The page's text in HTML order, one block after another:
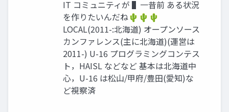
IT コミュニティが ▌⼀昔前 ある状況
を作りたいんだね🌵🌵🌵
LOCAL(2011-:北海道) オープンソース
カンファレンス(主に北海道)(運営は
2011-) U-16 プログラミングコンテス
ト，HAISL などなど 基本は北海道中
⼼，U-16 は松⼭/甲府/豊⽥(愛知)な
ど視察済